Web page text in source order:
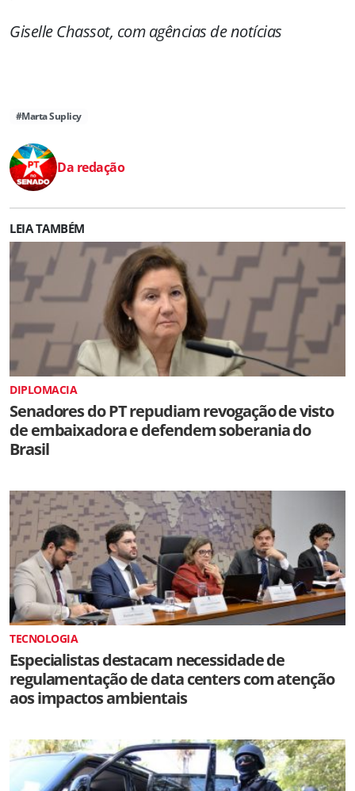
Giselle Chassot, com agências de notícias
#Marta Suplicy
Da redação
LEIA TAMBÉM
DIPLOMACIA
Senadores do PT repudiam revogação de visto
de embaixadora e defendem soberania do
Brasil
TECNOLOGIA
Especialistas destacam necessidade de
regulamentação de data centers com atenção
aos impactos ambientais